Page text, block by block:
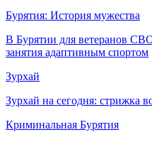
Бурятия: История мужества
В Бурятии для ветеранов
занятия адаптивным спортом
Зурхай
Зурхай на сегодня: стрижка
Криминальная Бурятия